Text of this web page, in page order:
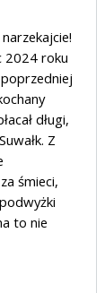
2024 roku
długi,
Z
śmieci,
to nie